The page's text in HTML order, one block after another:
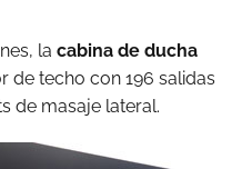
la cabina de ducha
de techo con 196 salidas
de masaje lateral.